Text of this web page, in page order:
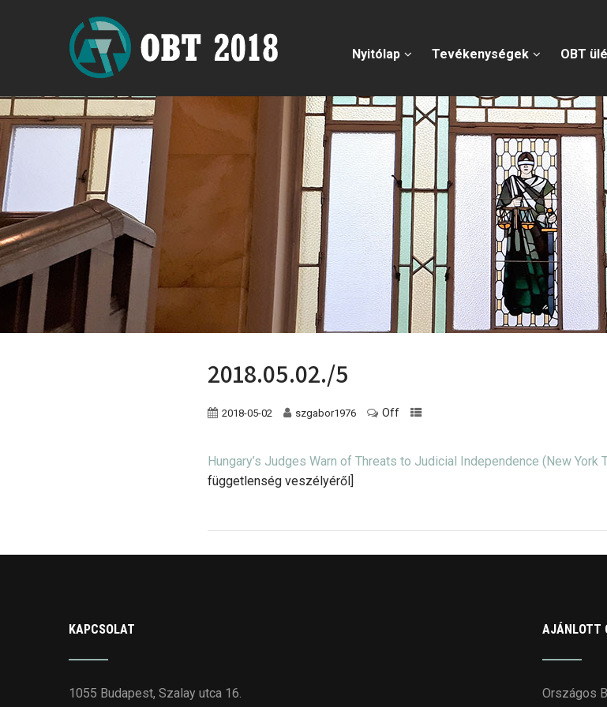
Nyitólap Tevékenységek OBT
2018.05.02./5
2018-05-02 szgabor1976 Off
Hungary’s Judges Warn of Threats to Judicial Independence (New York
függetlenség veszélyéről]
KAPCSOLAT
1055 Budapest, Szalay utca 16.
AJÁNLOTT
Országos